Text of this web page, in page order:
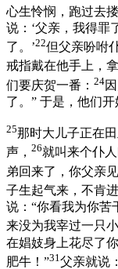
心生怜悯，跑过去
说：‘父亲，我得罪
了。’22但父亲吩咐
戒指戴在他手上，
们要庆贺一番： 24
了。” 于是，他们开
25那时大儿子正在
声， 26就叫来个仆人
弟回来了，你父亲
子生起气来，不肯
说：“你看我为你苦
来没为我宰过一只
在娼妓身上花尽了
肥牛！”31 父亲就说